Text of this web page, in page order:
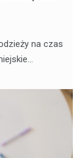
na czas